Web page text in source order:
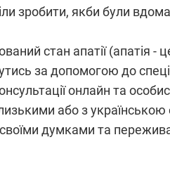
зробити, якби були
стан апатії (апатія
за допомогою до
онлайн та
або з
своїми думками та